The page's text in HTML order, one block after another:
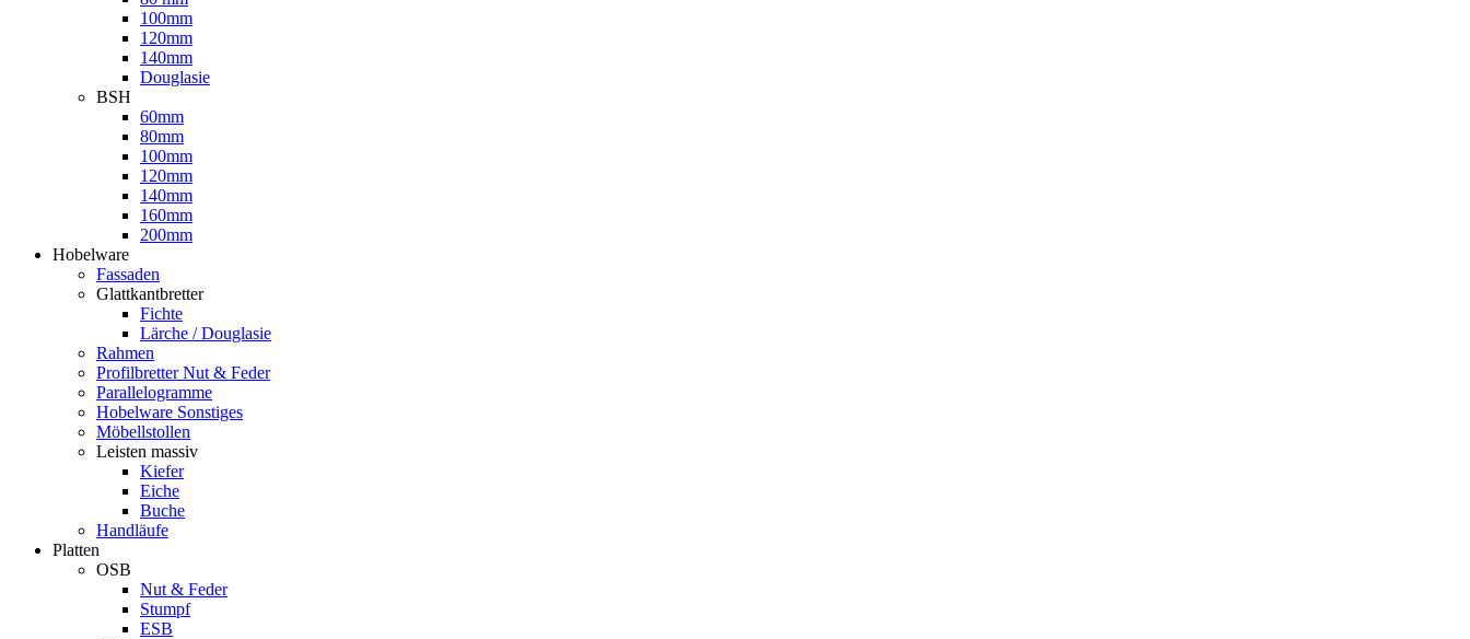
100mm
120mm
140mm
Douglasie
BSH
60mm
80mm
100mm
120mm
140mm
160mm
200mm
Hobelware
Fassaden
Glattkantbretter
Fichte
Lärche / Douglasie
Rahmen
Profilbretter Nut & Feder
Parallelogramme
Hobelware Sonstiges
Möbellstollen
Leisten massiv
Kiefer
Eiche
Buche
Handläufe
Platten
OSB
Nut & Feder
Stumpf
ESB